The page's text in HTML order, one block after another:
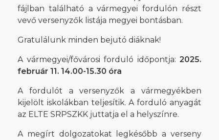
fájlban található a vármegyei fordulón részt
vevő versenyzők listája megyei bontásban.
Gratulálunk minden bejutó diáknak!
A vármegyei/fővárosi forduló időpontja: 2025.
február 11. 14.00-15.30 óra
A fordulót a versenyzők a vármegyékben
kijelölt iskolákban teljesítik. A forduló anyagát
az ELTE SRPSZKK juttatja el a helyszínre.
A megírt dolgozatokat legkésőbb a verseny